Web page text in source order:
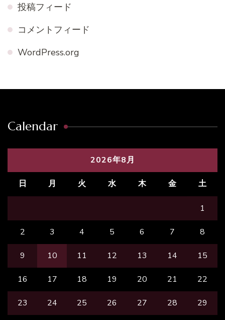
投稿フィード
コメントフィード
WordPress.org
Calendar
2026年8月
日 月 火 水 木 金 土
1
2 3 4 5 6 7 8
9 10 11 12 13 14 15
16 17 18 19 20 21 22
23 24 25 26 27 28 29